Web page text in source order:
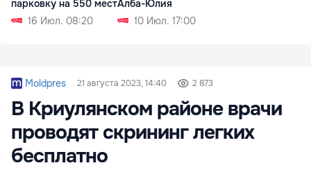
парковку на 550 мест
16 Июл. 08:20
Алба-Юлия
10 Июл. 17:00
Moldpres 21 августа 2023, 14:40 2 873
В Криулянском районе врачи
проводят скрининг легких
бесплатно